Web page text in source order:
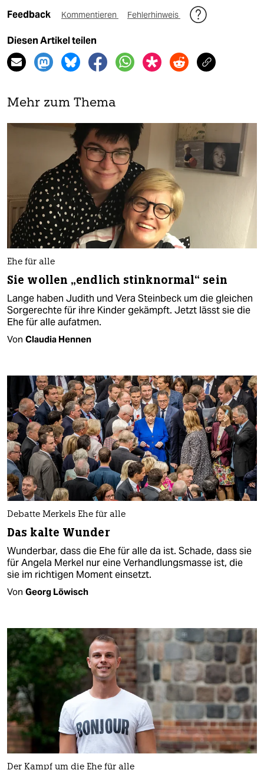
Feedback Kommentieren Fehlerhinweis
Diesen Artikel teilen
Mehr zum Thema
Ehe für alle
Sie wollen „endlich stinknormal“ sein
Lange haben Judith und Vera Steinbeck um die gleichen
Sorgerechte für ihre Kinder gekämpft. Jetzt lässt sie die
Ehe für alle aufatmen.
Von Claudia Hennen
Debatte Merkels Ehe für alle
Das kalte Wunder
Wunderbar, dass die Ehe für alle da ist. Schade, dass sie
für Angela Merkel nur eine Verhandlungsmasse ist, die
sie im richtigen Moment einsetzt.
Von Georg Löwisch
Der Kampf um die Ehe für alle